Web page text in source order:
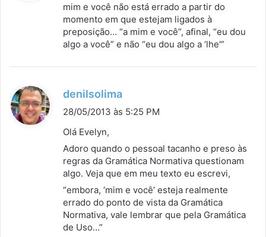
s
e
:
mim e você não está errado a partir do
momento em que estejam ligados à
preposição… “a mim e você”, afinal, “eu dou
algo a você” e não “eu dou algo a ‘lhe'”
denilsolima
e
:
28/05/2013 às 5:25 PM
Olá Evelyn,
Adoro quando o pessoal tacanho e preso às
regras da Gramática Normativa questionam
algo. Veja que em meu texto eu escrevi,
“embora, ‘mim e você’ esteja realmente
errado do ponto de vista da Gramática
Normativa, vale lembrar que pela Gramática
de Uso…”